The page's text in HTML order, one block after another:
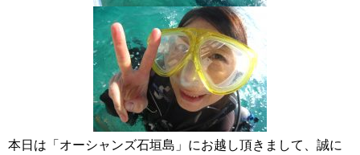
本日は「オーシャンズ石垣島」にお越し頂きまして、誠に